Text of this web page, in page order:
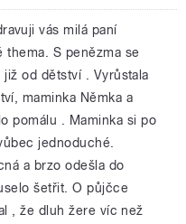
vás milá paní
thema. S penězma se
od dětství . Vyrůstala
maminka Němka a
pomálu . Maminka si po
jednoduché.
a brzo odešla do
šetřit. O půjčce
, že dluh žere víc než